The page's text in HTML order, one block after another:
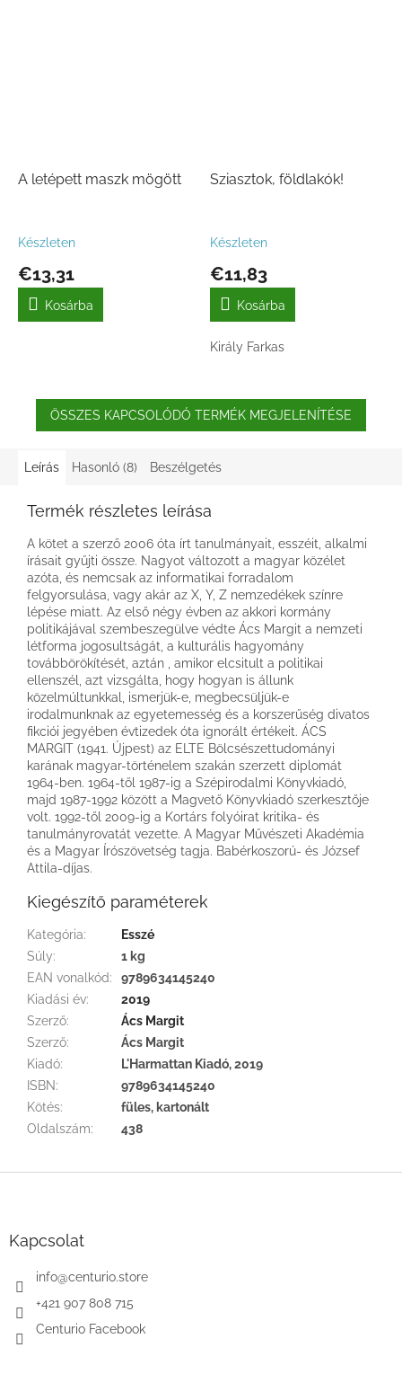
A letépett maszk mögött
Készleten
€13,31
Kosárba
Sziasztok, földlakók!
Készleten
€11,83
Kosárba
Király Farkas
ÖSSZES KAPCSOLÓDÓ TERMÉK MEGJELENÍTÉSE
Leírás Hasonló (8) Beszélgetés
Termék részletes leírása
A kötet a szerző 2006 óta írt tanulmányait, esszéit, alkalmi
írásait gyűjti össze. Nagyot változott a magyar közélet
azóta, és nemcsak az informatikai forradalom
felgyorsulása, vagy akár az X, Y, Z nemzedékek színre
lépése miatt. Az első négy évben az akkori kormány
politikájával szembeszegülve védte Ács Margit a nemzeti
létforma jogosultságát, a kulturális hagyomány
továbbörökítését, aztán , amikor elcsitult a politikai
ellenszél, azt vizsgálta, hogy hogyan is állunk
közelmúltunkkal, ismerjük-e, megbecsüljük-e
irodalmunknak az egyetemesség és a korszerűség divatos
fikciói jegyében évtizedek óta ignorált értékeit. ÁCS
MARGIT (1941. Újpest) az ELTE Bölcsészettudományi
karának magyar-történelem szakán szerzett diplomát
1964-ben. 1964-től 1987-ig a Szépirodalmi Könyvkiadó,
majd 1987-1992 között a Magvető Könyvkiadó szerkesztője
volt. 1992-től 2009-ig a Kortárs folyóirat kritika- és
tanulmányrovatát vezette. A Magyar Művészeti Akadémia
és a Magyar Írószövetség tagja. Babérkoszorú- és József
Attila-díjas.
Kiegészítő paraméterek
Kategória:
Esszé
Súly:
1 kg
EAN vonalkód:
9789634145240
Kiadási év:
2019
Szerző:
Ács Margit
Szerző:
Ács Margit
Kiadó:
L'Harmattan Kiadó, 2019
ISBN:
9789634145240
Kötés:
füles, kartonált
Oldalszám: 438
Kapcsolat
info@centurio.store
+421 907 808 715
Centurio Facebook